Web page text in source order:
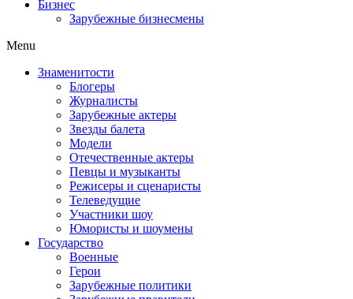
Бизнес
Зарубежные бизнесмены
Menu
Знаменитости
Блогеры
Журналисты
Зарубежные актеры
Звезды балета
Модели
Отечественные актеры
Певцы и музыканты
Режисеры и сценаристы
Телеведущие
Участники шоу
Юмористы и шоумены
Государство
Военные
Герои
Зарубежные политики